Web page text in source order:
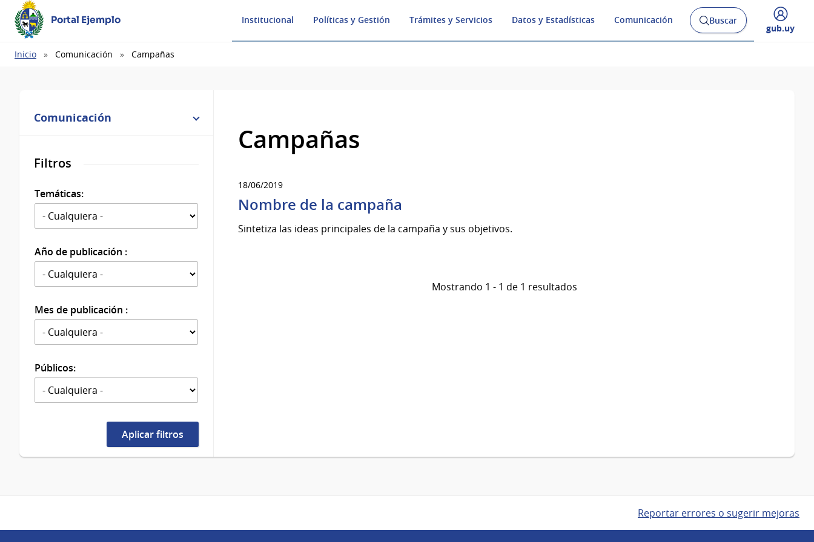
Portal Ejemplo Institucional Políticas y Gestión Trámites y Servicios Datos y Estadísticas Comunicación
Abrir
buscador
Buscar
Desplegar
gub.uy
Ruta
Inicio Comunicación Campañas
Comunicación
Filtros
Temáticas:
Año de publicación :
Mes de publicación :
Públicos:
Campañas
18/06/2019
Nombre de la campaña
Sintetiza las ideas principales de la campaña y sus objetivos.
Mostrando 1 - 1 de 1 resultados
Reportar errores o sugerir mejoras